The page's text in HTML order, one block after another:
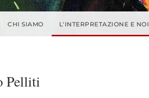
CHI SIAMO L'INTERPRETAZIONE E NOI
Pelliti